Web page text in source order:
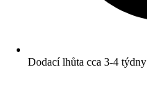
Dodací lhůta cca 3-4 týdny